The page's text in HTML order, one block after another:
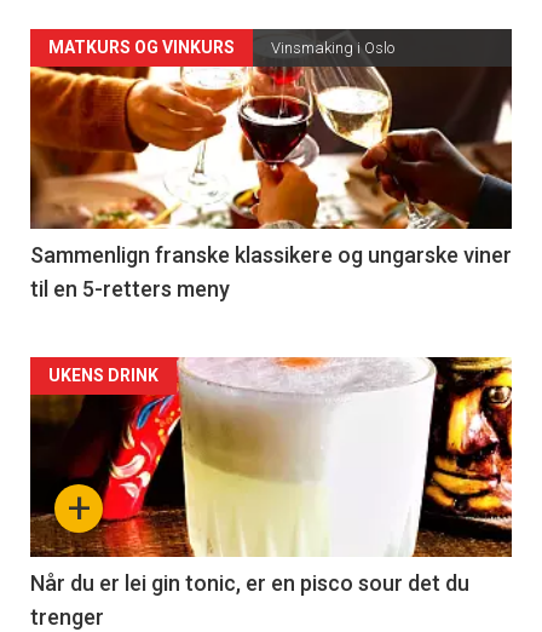
Forsiden
akkurat
nå
-
5
MATKURS OG VINKURS Vinsmaking i Oslo
Sammenlign franske klassikere og ungarske viner
til en 5-retters meny
Forsiden
akkurat
nå
-
6
+
UKENS DRINK
Når du er lei gin tonic, er en pisco sour det du
trenger